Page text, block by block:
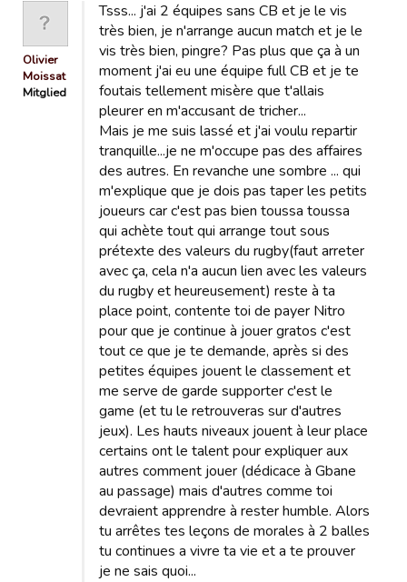
Olivier
Moissat
Mitglied
Tsss... j'ai 2 équipes sans CB et je le vis
très bien, je n'arrange aucun match et je le
vis très bien, pingre? Pas plus que ça à un
moment j'ai eu une équipe full CB et je te
foutais tellement misère que t'allais
pleurer en m'accusant de tricher...
Mais je me suis lassé et j'ai voulu repartir
tranquille...je ne m'occupe pas des affaires
des autres. En revanche une sombre ... qui
m'explique que je dois pas taper les petits
joueurs car c'est pas bien toussa toussa
qui achète tout qui arrange tout sous
prétexte des valeurs du rugby(faut arreter
avec ça, cela n'a aucun lien avec les valeurs
du rugby et heureusement) reste à ta
place point, contente toi de payer Nitro
pour que je continue à jouer gratos c'est
tout ce que je te demande, après si des
petites équipes jouent le classement et
me serve de garde supporter c'est le
game (et tu le retrouveras sur d'autres
jeux). Les hauts niveaux jouent à leur place
certains ont le talent pour expliquer aux
autres comment jouer (dédicace à Gbane
au passage) mais d'autres comme toi
devraient apprendre à rester humble. Alors
tu arrêtes tes leçons de morales à 2 balles
tu continues a vivre ta vie et a te prouver
je ne sais quoi...